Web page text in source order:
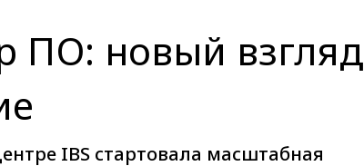
ПО: новый взгляд
IBS стартовала масштабная